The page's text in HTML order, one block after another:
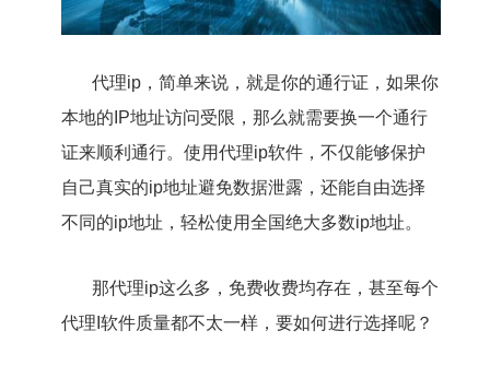
代理ip，简单来说，就是你的通行证，如果你
本地的IP地址访问受限，那么就需要换一个通行
证来顺利通行。使用代理ip软件，不仅能够保护
自己真实的ip地址避免数据泄露，还能自由选择
不同的ip地址，轻松使用全国绝大多数ip地址。
那代理ip这么多，免费收费均存在，甚至每个
代理I软件质量都不太一样，要如何进行选择呢？